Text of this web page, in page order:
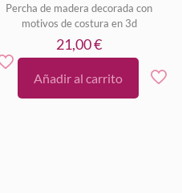
Percha de madera decorada con
motivos de costura en 3d
21,00€
Añadir al carrito